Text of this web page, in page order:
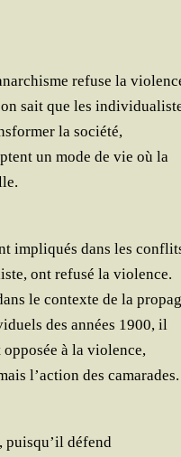
refuse la
sait que les
la société,
un mode de vie où la
impli­qués dans les
ont refu­sé la violence.
le contexte de la
des années 1900, il
à la violence,
l’action des camarades.
puisqu’il défend